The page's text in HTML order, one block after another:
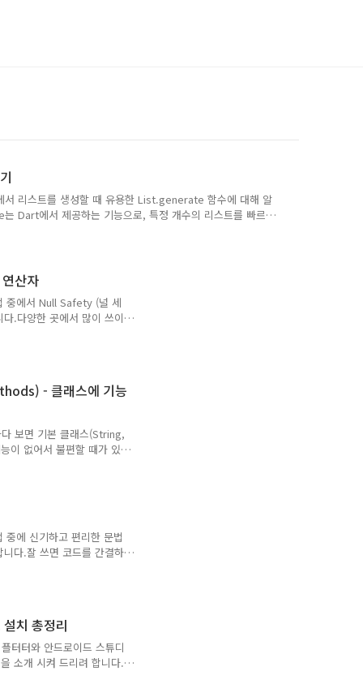
리스트를 생성할 때 유용한 List.generate 함수에 대해 알
Dart에서 제공하는 기능으로, 특정 개수의 리스트를 빠르게
칙을 적용하여 리스트의 각 요소를 초기화할 수 있도록 도와
산자
중에서 Null Safety (널 세
.다양한 곳에서 많이 쓰이
처리를 위한 기법들도 함께
뢰할 수 있는 코드를 작성
오류(Null Pointer
크래시를 줄이고, 런타임
- 클래스에 기능
보면 기본 클래스(String,
이 없어서 불편할 때가 있
드에 대해서 소개해 보려
Methods)는 기존 클
공 클래스(String, List 등)
도 확장 메서드 문법을 사
extension과 on 키워드만
에 신기하고 편리한 문법
다.잘 쓰면 코드를 간결하
스캐이드 연산자가 무엇인
습니다. 1. 캐스캐이드 연산
래 코드를 한번 보겠습니
설정한 후, 자기소개를 하
면 "person."을 계..
치 총정리
터터와 안드로이드 스튜디
소개 시켜 드리려 합니다.
방법으로 진행해보려 합